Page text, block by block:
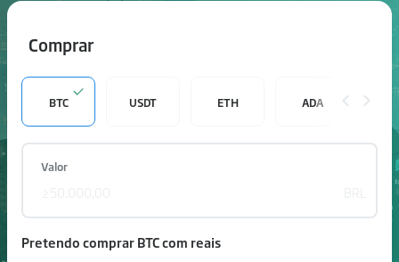
Comprar
BTC USDT ETH ADA
Valor
BRL
Pretendo comprar BTC com reais